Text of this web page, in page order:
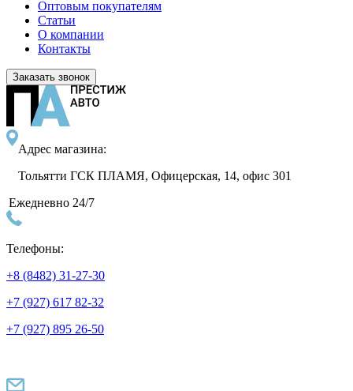
Оптовым покупателям
Статьи
О компании
Контакты
Заказать звонок
Адрес магазина:
Тольятти ГСК ПЛАМЯ, Офицерская, 14, офис 301
Ежедневно 24/7
Телефоны:
+8 (8482) 31-27-30
+7 (927) 617 82-32
+7 (927) 895 26-50